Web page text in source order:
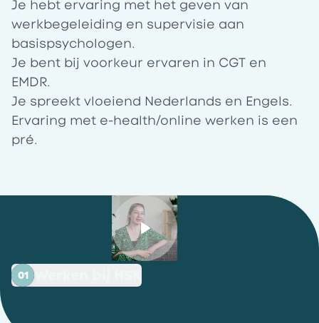
Je hebt ervaring met het geven van
werkbegeleiding en supervisie aan
basispsychologen.
Je bent bij voorkeur ervaren in CGT en
EMDR.
Je spreekt vloeiend Nederlands en Engels.
Ervaring met e-health/online werken is een
pré.
01